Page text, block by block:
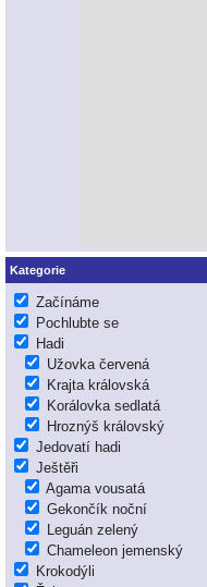
Kategorie
Začínáme
Pochlubte se
Hadi
Užovka červená
Krajta královská
Korálovka sedlatá
Hroznýš královský
Jedovatí hadi
Ještěři
Agama vousatá
Gekončík noční
Leguán zelený
Chameleon jemenský
Krokodýli